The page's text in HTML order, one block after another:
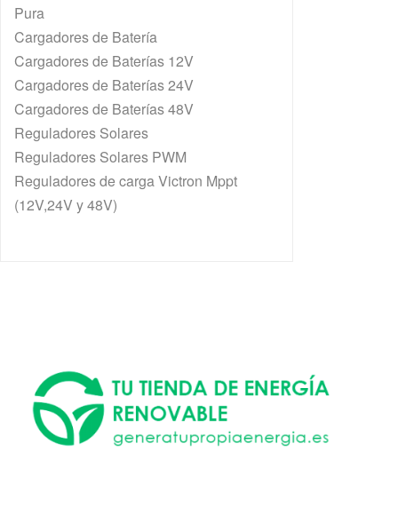
Pura
Cargadores de Batería
Cargadores de Baterías 12V
Cargadores de Baterías 24V
Cargadores de Baterías 48V
Reguladores Solares
Reguladores Solares PWM
Reguladores de carga Victron Mppt
(12V,24V y 48V)